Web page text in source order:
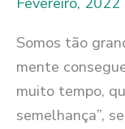
Somos tão
mente
muito tempo,
semelhança”,